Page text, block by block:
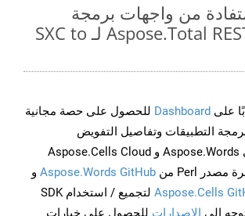
من واجهات برمجة
التطبيقات Aspose.Total REST لـ SXC to
على Dashboard للحصول على حصة مجانية
التطبيقات وتفاصيل التفويض
احصل على Aspose.Words و Aspose.Cells Cloud
Aspose.Words GitHub و
Aspose.Cells
repos لتجميع / استخدام SDK
إلى الإصدارات للحصول على خيارات